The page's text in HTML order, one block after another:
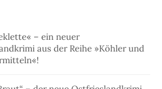
– ein neuer
aus der Reihe »Köhler und